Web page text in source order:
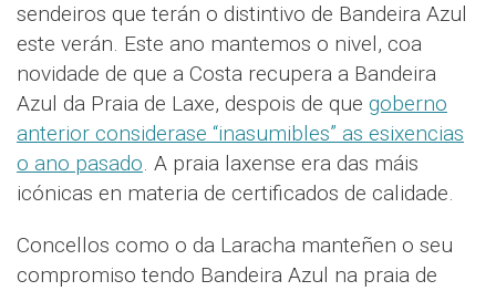
sendeiros que terán o distintivo de Bandeira Azul
este verán. Este ano mantemos o nivel, coa
novidade de que a Costa recupera a Bandeira
Azul da Praia de Laxe, despois de que goberno
anterior considerase “inasumibles” as esixencias
o ano pasado. A praia laxense era das máis
icónicas en materia de certificados de calidade.
Concellos como o da Laracha manteñen o seu
compromiso tendo Bandeira Azul na praia de